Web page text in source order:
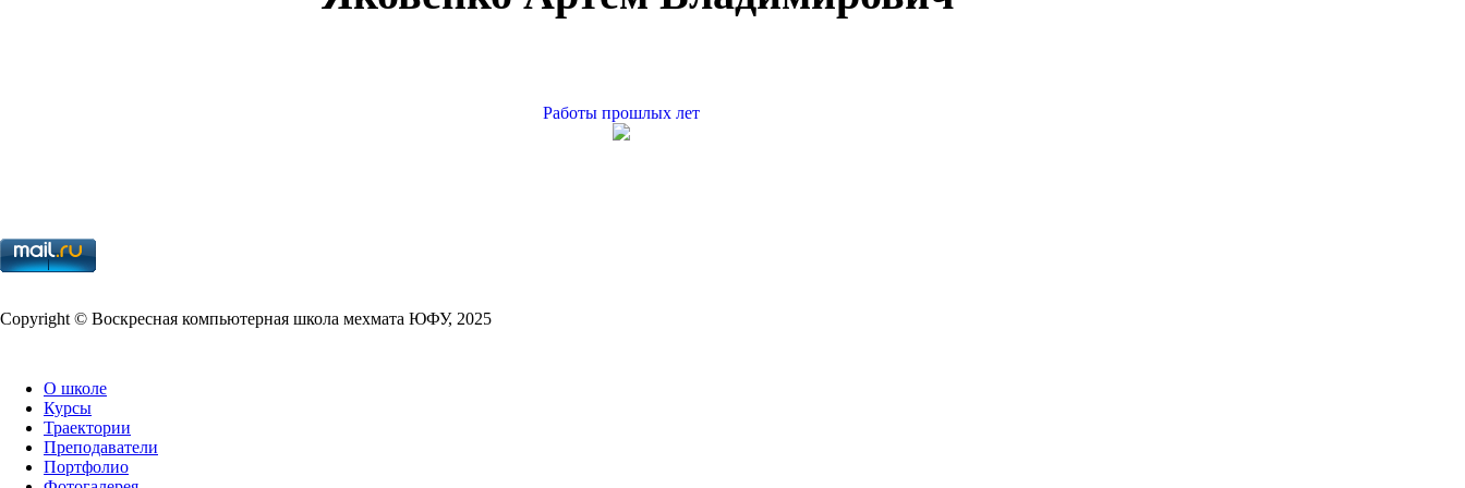
Работы прошлых лет
Copy­right © Воскресная компьютерная школа мехмата ЮФУ, 2025
О школе
Курсы
Траектории
Преподаватели
Портфолио